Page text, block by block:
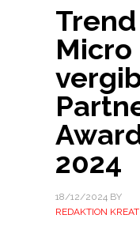
Trend
Micro
2024
18/12/2024BY
REDAKTION